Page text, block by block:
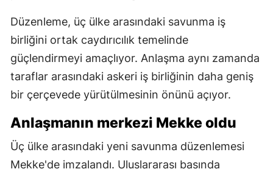
Düzenleme, üç ülke arasındaki savunma iş
birliğini ortak caydırıcılık temelinde
güçlendirmeyi amaçlıyor. Anlaşma aynı zamanda
taraflar arasındaki askeri iş birliğinin daha geniş
bir çerçevede yürütülmesinin önünü açıyor.
Anlaşmanın merkezi Mekke oldu
Üç ülke arasındaki yeni savunma düzenlemesi
Mekke'de imzalandı. Uluslararası basında